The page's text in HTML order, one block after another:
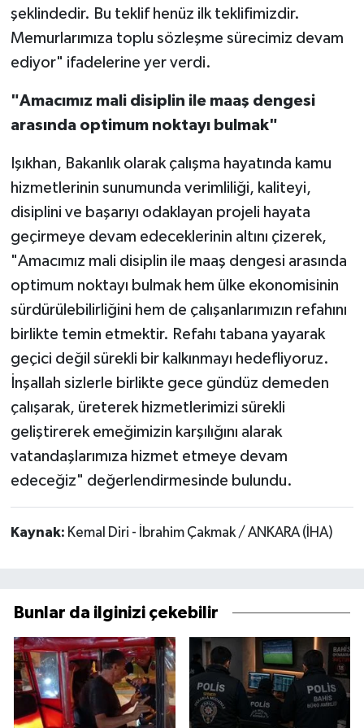
şeklindedir. Bu teklif henüz ilk teklifimizdir.
Memurlarımıza toplu sözleşme sürecimiz devam
ediyor" ifadelerine yer verdi.
"Amacımız mali disiplin ile maaş dengesi
arasında optimum noktayı bulmak"
Işıkhan, Bakanlık olarak çalışma hayatında kamu
hizmetlerinin sunumunda verimliliği, kaliteyi,
disiplini ve başarıyı odaklayan projeli hayata
geçirmeye devam edeceklerinin altını çizerek,
"Amacımız mali disiplin ile maaş dengesi arasında
optimum noktayı bulmak hem ülke ekonomisinin
sürdürülebilirliğini hem de çalışanlarımızın refahını
birlikte temin etmektir. Refahı tabana yayarak
geçici değil sürekli bir kalkınmayı hedefliyoruz.
İnşallah sizlerle birlikte gece gündüz demeden
çalışarak, üreterek hizmetlerimizi sürekli
geliştirerek emeğimizin karşılığını alarak
vatandaşlarımıza hizmet etmeye devam
edeceğiz" değerlendirmesinde bulundu.
Kaynak: Kemal Diri - İbrahim Çakmak / ANKARA (İHA)
Bunlar da ilginizi çekebilir